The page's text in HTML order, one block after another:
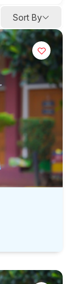
Sort By